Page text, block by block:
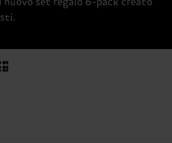
set regalo 6-pack creato